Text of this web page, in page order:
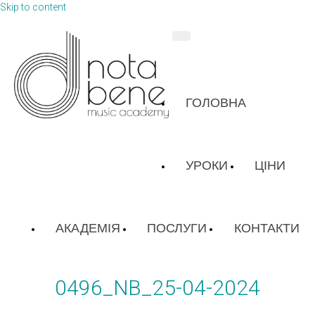
Skip to content
ГОЛОВНА
УРОКИ ЦІНИ
АКАДЕМІЯ ПОСЛУГИ КОНТАКТИ
0496_NB_25-04-2024